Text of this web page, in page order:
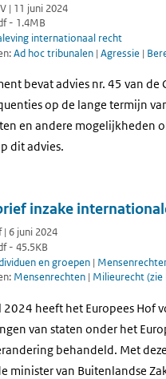
| 11 juni 2024
- 1.4MB
internationaal recht
Ad hoc tribunalen | Agressie |
bevat advies nr. 45 van de
op de lange termijn
en andere mogelijkheden
dit advies.
inzake
6 juni 2024
- 45.5KB
en groepen |
Mensenrechten | Milieurecht
2024 heeft het Europees Hof
van staten onder het
behandeld. Met
minister van Buitenlandse